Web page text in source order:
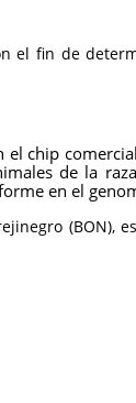
el fin de
chip
de la
en el
(BON),